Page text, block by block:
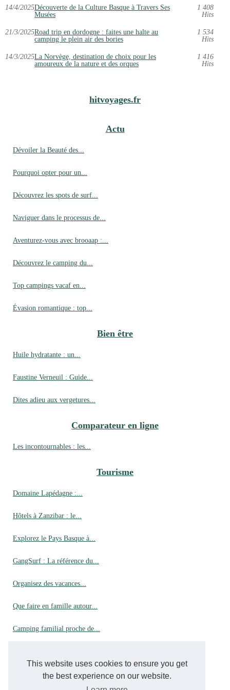
This website uses cookies to ensure you get
the best experience on our website.
14/4/2025Découverte de la Culture Basque à Travers Ses
Musées
1 408
Hits
21/3/2025Road trip en dordogne : faites une halte au
camping le plein air des bories
1 534
Hits
14/3/2025La Norvège, destination de choix pour les
amoureux de la nature et des orques
1 416
Hits
hitvoyages.fr
Actu
Dévoiler la Beauté des...
Pourquoi opter pour un...
Découvrez les spots de surf...
Naviguer dans le processus de...
Aventurez-vous avec brooaap :...
Découvrez le camping du...
Top campings vacaf en...
Évasion romantique : top...
Bien être
Huile hydratante : un...
Faustine Verneuil : Guide...
Dites adieu aux vergetures...
Comparateur en ligne
Les incontournables : les...
Tourisme
Domaine Lapédagne :...
Hôtels à Zanzibar : le...
Explorez le Pays Basque à...
GangSurf : La référence du...
Organisez des vacances...
Que faire en famille autour...
Camping familial proche de...
Vols